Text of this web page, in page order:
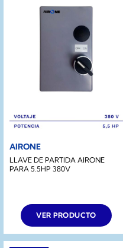
AIRONE
LLAVE DE PARTIDA AIRONE
PARA 5.5HP 380V
VER PRODUCTO